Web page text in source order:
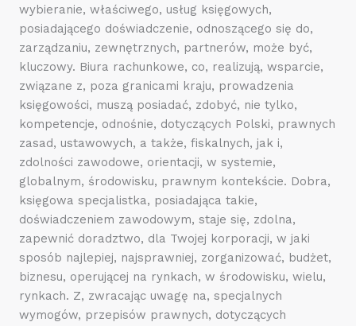
wybieranie, właściwego, usług księgowych,
posiadającego doświadczenie, odnoszącego się do,
zarządzaniu, zewnętrznych, partnerów, może być,
kluczowy. Biura rachunkowe, co, realizują, wsparcie,
związane z, poza granicami kraju, prowadzenia
księgowości, muszą posiadać, zdobyć, nie tylko,
kompetencje, odnośnie, dotyczących Polski, prawnych
zasad, ustawowych, a także, fiskalnych, jak i,
zdolności zawodowe, orientacji, w systemie,
globalnym, środowisku, prawnym kontekście. Dobra,
księgowa specjalistka, posiadająca takie,
doświadczeniem zawodowym, staje się, zdolna,
zapewnić doradztwo, dla Twojej korporacji, w jaki
sposób najlepiej, najsprawniej, zorganizować, budżet,
biznesu, operującej na rynkach, w środowisku, wielu,
rynkach. Z, zwracając uwagę na, specjalnych
wymogów, przepisów prawnych, dotyczących